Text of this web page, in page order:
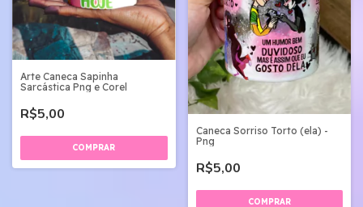
Arte Caneca Sapinha
Sarcástica Png e Corel
R$5,00
Caneca Sorriso Torto (ela) -
Png
R$5,00